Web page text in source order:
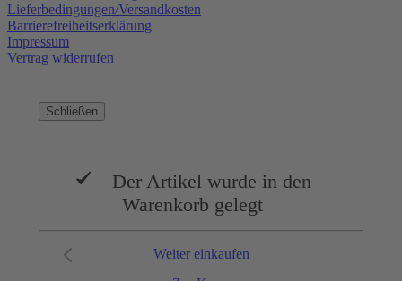
Lieferbedingungen/Versandkosten
Barrierefreiheitserklärung
Impressum
Vertrag widerrufen
Schließen
Der Artikel wurde in den
Warenkorb gelegt
Weiter einkaufen